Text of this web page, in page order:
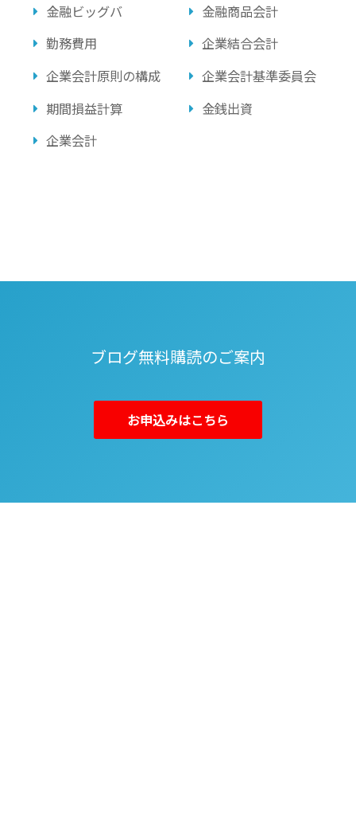
金融ビッグバ
金融商品会計
勤務費用
企業結合会計
企業会計原則の構成
企業会計基準委員会
期間損益計算
金銭出資
企業会計
ブログ無料購読のご案内
お申込みはこちら